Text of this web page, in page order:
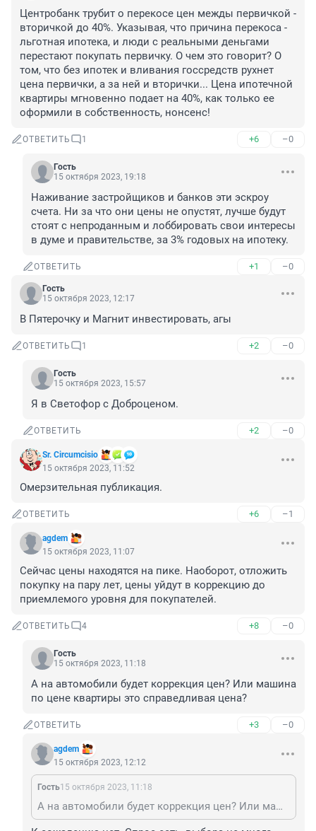
Центробанк трубит о перекосе цен межды первичкой -
вторичкой до 40%. Указывая, что причина перекоса -
льготная ипотека, и люди с реальными деньгами
перестают покупать первичку. О чем это говорит? О
том, что без ипотек и вливания госсредств рухнет
цена первички, а за ней и вторички... Цена ипотечной
квартиры мгновенно подает на 40%, как только ее
оформили в собственность, нонсенс!
ОТВЕТИТЬ 1 +6 –0
Гость
15 октября 2023, 19:18
Наживание застройщиков и банков эти эскроу
счета. Ни за что они цены не опустят, лучше будут
стоят с непроданным и лоббировать свои интересы
в думе и правительстве, за 3% годовых на ипотеку.
ОТВЕТИТЬ +1 –0
Гость
15 октября 2023, 12:17
В Пятерочку и Магнит инвестировать, агы
ОТВЕТИТЬ 1 +2 –0
Гость
15 октября 2023, 15:57
Я в Светофор с Доброценом.
ОТВЕТИТЬ +2 –0
Sr. Circumcisio
15 октября 2023, 11:52
Омерзительная публикация.
ОТВЕТИТЬ +6 –1
agdem
15 октября 2023, 11:07
Сейчас цены находятся на пике. Наоборот, отложить
покупку на пару лет, цены уйдут в коррекцию до
приемлемого уровня для покупателей.
ОТВЕТИТЬ 4 +8 –0
Гость
15 октября 2023, 11:18
А на автомобили будет коррекция цен? Или машина
по цене квартиры это справедливая цена?
ОТВЕТИТЬ +3 –0
agdem
15 октября 2023, 12:12
Гость15 октября 2023, 11:18
А на автомобили будет коррекция цен? Или машина по цене квартиры это справедливая цена?